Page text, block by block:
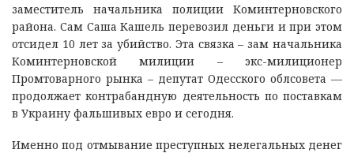
заместитель начальника полиции Коминтерновского
района. Сам Саша Кашель перевозил деньги и при этом
отсидел 10 лет за убийство. Эта связка – зам начальника
Коминтерновской милиции – экс-милиционер
Промтоварного рынка – депутат Одесского облсовета —
продолжает контрабандную деятельность по поставкам
в Украину фальшивых евро и сегодня.
Именно под отмывание преступных нелегальных денег